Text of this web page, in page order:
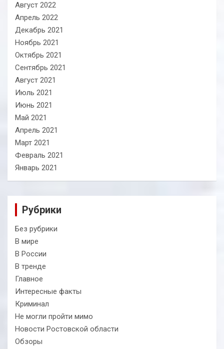
Август 2022
Апрель 2022
Декабрь 2021
Ноябрь 2021
Октябрь 2021
Сентябрь 2021
Август 2021
Июль 2021
Июнь 2021
Май 2021
Апрель 2021
Март 2021
Февраль 2021
Январь 2021
Рубрики
Без рубрики
В мире
В России
В тренде
Главное
Интересные факты
Криминал
Не могли пройти мимо
Новости Ростовской области
Обзоры